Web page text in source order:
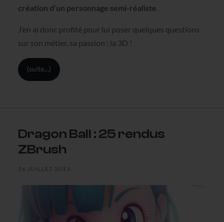
création d’un personnage semi-réaliste.
J’en ai donc profité pour lui poser quelques questions
sur son métier, sa passion : la 3D !
(suite…)
Dragon Ball : 25 rendus
ZBrush
16 JUILLET 2013